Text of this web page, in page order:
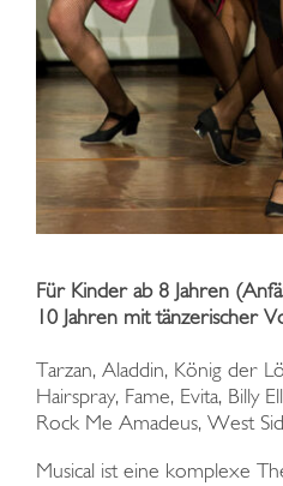
Für Kinder ab 8 Jahren
10 Jahren mit tänzerischer
Tarzan, Aladdin, König der
Hairspray, Fame, Evita, Billy
Rock Me Amadeus, West
Musical ist eine komplexe